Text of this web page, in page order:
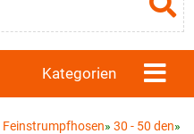
Kategorien
Feinstrumpfhosen» 30 - 50 den»